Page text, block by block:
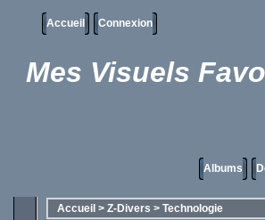
Accueil Connexion
Mes Visuels
Albums
Accueil > Z-Divers > Technologie